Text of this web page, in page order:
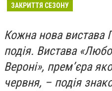
ЗАКРИТТЯ СЕЗОНУ
Кожна нова вистава
подія. Вистава
Вероні», прем’єра
червня, – подія